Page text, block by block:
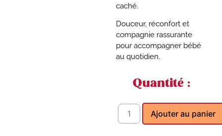
caché.
Douceur, réconfort et
compagnie rassurante
pour accompagner bébé
au quotidien.
Quantité :
Ajouter au panier